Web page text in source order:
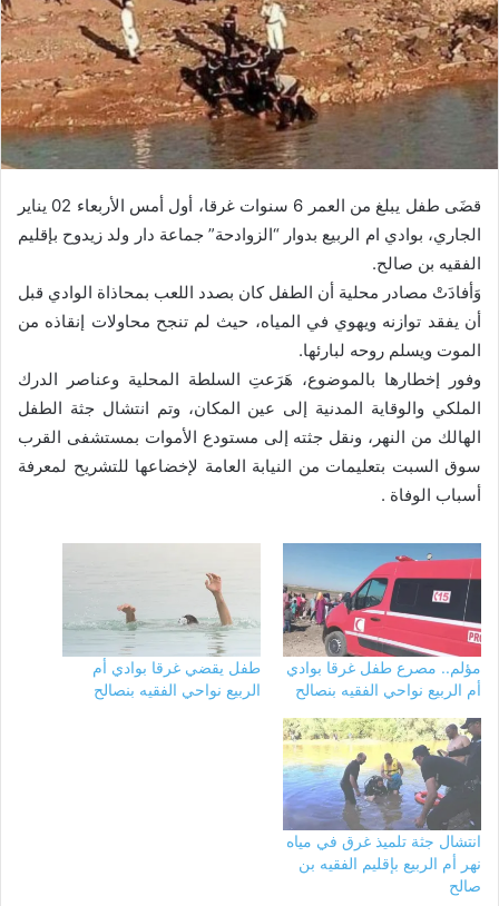
قضَى طفل يبلغ من العمر 6 سنوات غرقا، أول أمس الأربعاء 02 يناير
الجاري، بوادي ام الربيع بدوار “الزوادحة” جماعة دار ولد زيدوح بإقليم
الفقيه بن صالح.
وَأفادَتْ مصادر محلية أن الطفل كان بصدد اللعب بمحاذاة الوادي قبل
أن يفقد توازنه ويهوي في المياه، حيث لم تنجح محاولات إنقاذه من
الموت ويسلم روحه لبارئها.
وفور إخطارها بالموضوع، هَرَعتِ السلطة المحلية وعناصر الدرك
الملكي والوقاية المدنية إلى عين المكان، وتم انتشال جثة الطفل
الهالك من النهر، ونقل جثته إلى مستودع الأموات بمستشفى القرب
سوق السبت بتعليمات من النيابة العامة لإخضاعها للتشريح لمعرفة
أسباب الوفاة .
مؤلم.. مصرع طفل غرقا بوادي
أم الربيع نواحي الفقيه بنصالح
طفل يقضي غرقا بوادي أم
الربيع نواحي الفقيه بنصالح
انتشال جثة تلميذ غرق في مياه
نهر أم الربيع بإقليم الفقيه بن
صالح